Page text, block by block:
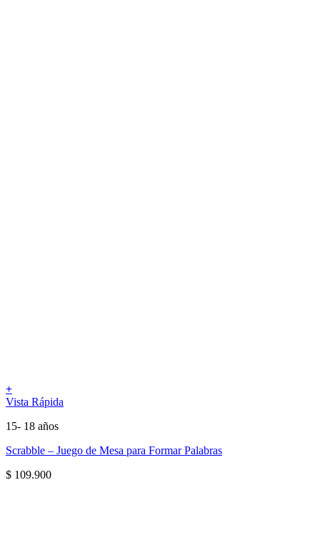
+
Vista Rápida
15- 18 años
Scrabble – Juego de Mesa para Formar Palabras
$ 109.900